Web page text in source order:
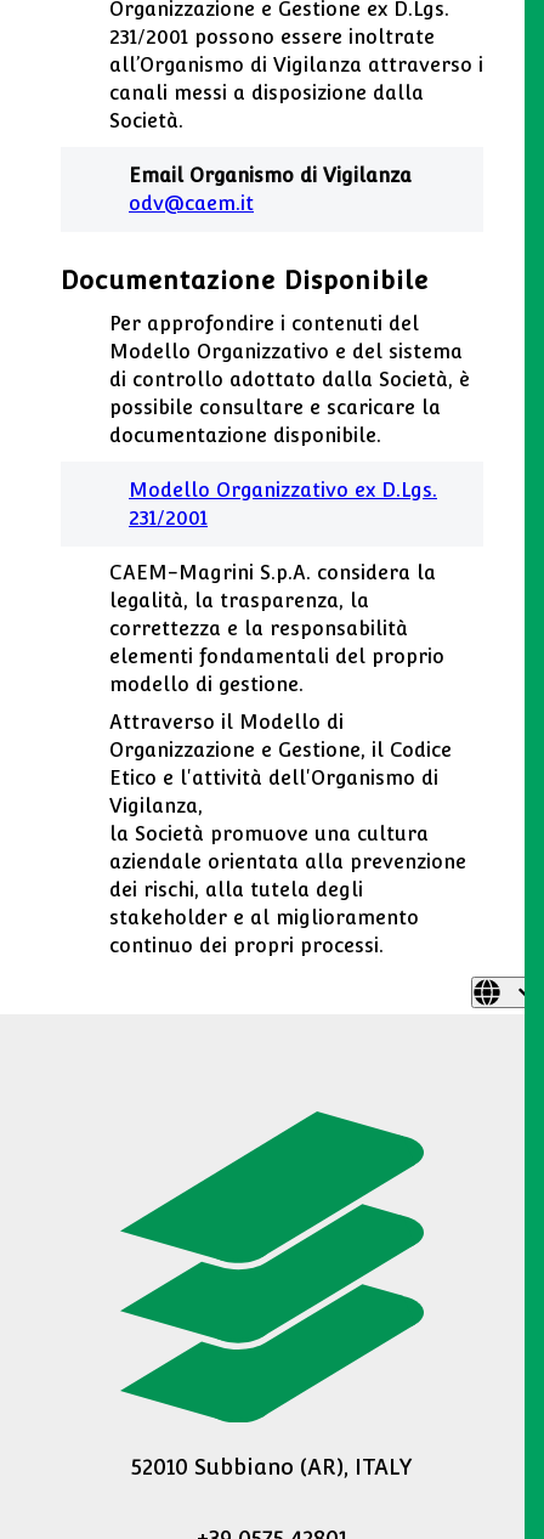
Organizzazione e Gestione ex D.Lgs.
231/2001 possono essere inoltrate
all’Organismo di Vigilanza attraverso i
canali messi a disposizione dalla
Società.
Email Organismo di Vigilanza
odv@caem.it
Documentazione Disponibile
Per approfondire i contenuti del
Modello Organizzativo e del sistema
di controllo adottato dalla Società, è
possibile consultare e scaricare la
documentazione disponibile.
Modello Organizzativo ex D.Lgs.
231/2001
CAEM-Magrini S.p.A. considera la
legalità, la trasparenza, la
correttezza e la responsabilità
elementi fondamentali del proprio
modello di gestione.
Attraverso il Modello di
Organizzazione e Gestione, il Codice
Etico e l'attività dell'Organismo di
Vigilanza,
la Società promuove una cultura
aziendale orientata alla prevenzione
dei rischi, alla tutela degli
stakeholder e al miglioramento
continuo dei propri processi.
52010 Subbiano (AR), ITALY